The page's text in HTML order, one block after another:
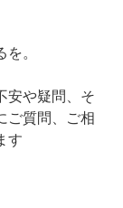
。
安や疑問、そ
ご質問、ご相
す